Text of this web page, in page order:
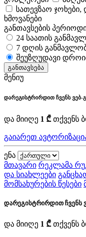
სათევზაო
ხმოვანები
განთავსების
24 საათის
7 დღის
შეუზღუდავი
განთავსება
მენიუ
დარეგისტრირდით ჩვენს ვებ-
და მიიღე 1 ₾ თქვენს
გაიარეთ
ენა
მთავარი რეკლამა
და სიახლეები
მომსახურების წესები
დარეგისტრირდით ჩვენს
და მიიღე 1 ₾ თქვენს